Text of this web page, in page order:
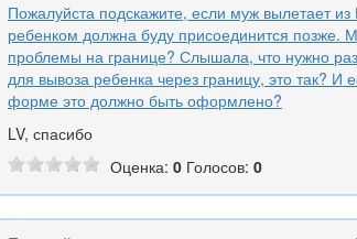
Пожалуйста подскажите, если муж вылетает
ребенком должна буду присоединится позже.
проблемы на границе? Слышала, что нужно
для вывоза ребенка через границу, это так? И
форме это должно быть оформлено?
LV, спасибо
Оценка: 0 Голосов: 0